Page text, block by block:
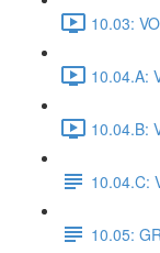
10.03:
10.04.A:
10.04.B:
10.04.C:
10.05: